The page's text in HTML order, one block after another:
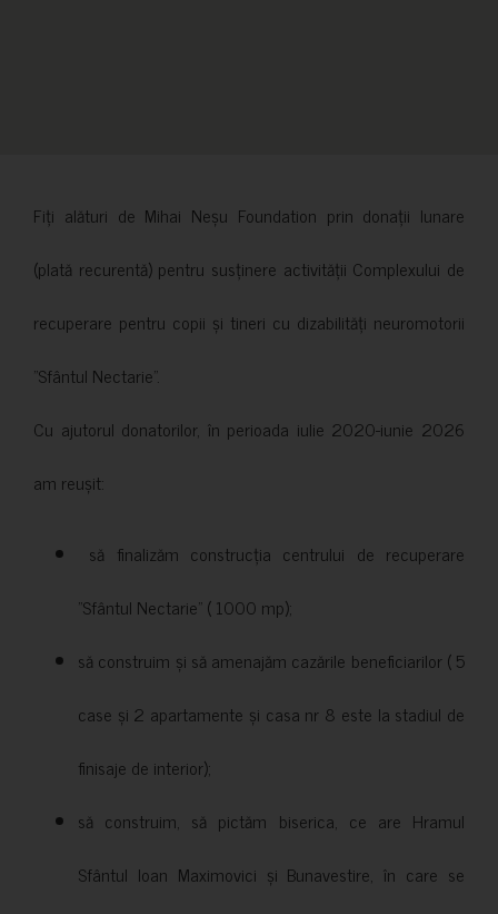
Fiți alături de Mihai Neșu Foundation prin donații lunare
(plată recurentă) pentru susținere activității Complexului de
recuperare pentru copii și tineri cu dizabilități neuromotorii
”Sfântul Nectarie”.
Cu ajutorul donatorilor, în perioada iulie 2020-iunie 2026
am reușit:
să finalizăm construcția centrului de recuperare
”Sfântul Nectarie” ( 1000 mp);
să construim și să amenajăm cazările beneficiarilor ( 5
case și 2 apartamente și casa nr 8 este la stadiul de
finisaje de interior);
să construim, să pictăm biserica, ce are Hramul
Sfântul Ioan Maximovici și Bunavestire, în care se